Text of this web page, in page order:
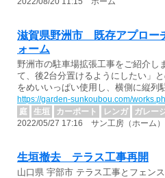
滋賀県野洲市 既存アプロー
ォーム
野洲市の駐車場拡張工事をご紹介し
て、後2台分置けるようにしたい」
をめいいっぱい使用し、横側に縦列
https://garden-sunkoubou.com/
庭
生垣 カーポート レンガ
ガレー
2022/05/27 17:16 サン工房（ホーム）
生垣撤去 テラス工事再開
山口県 宇部市 テラス工事とフェン